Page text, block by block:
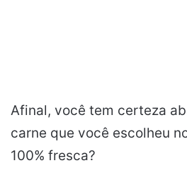
Afinal, você tem certeza
carne que você escolheu
100% fresca?